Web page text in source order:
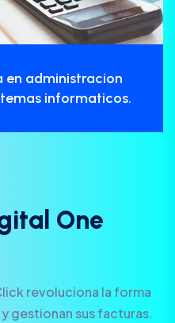
en administracion
informaticos.
ita One
revoluciona la forma
gestionan sus facturas.